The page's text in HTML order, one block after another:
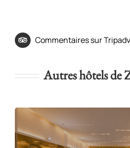
Commentaires sur
Autres hôtels de